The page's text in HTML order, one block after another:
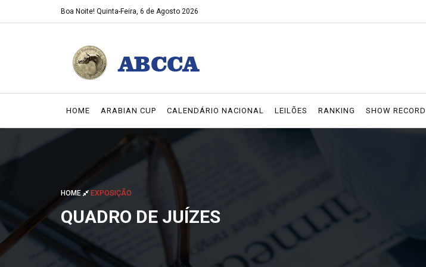
Boa Noite! Quinta-Feira, 6 de Agosto 2026
HOME ARABIAN CUP CALENDÁRIO NACIONAL LEILÕES RANKING SHOW RECORD
HOME EXPOSIÇÃO
QUADRO DE JUÍZES